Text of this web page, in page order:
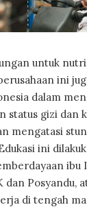
untuk
ini
dalam
status gizi dan
mengatasi
ini
ibu
dan Posyandu,
di tengah